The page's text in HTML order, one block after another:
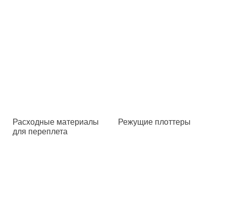
Расходные материалы
для переплета
Режущие плоттеры